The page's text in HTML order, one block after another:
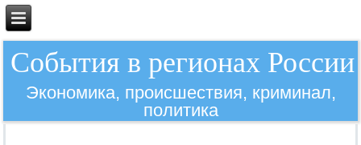
События в регионах России
Экономика, происшествия, криминал,
политика